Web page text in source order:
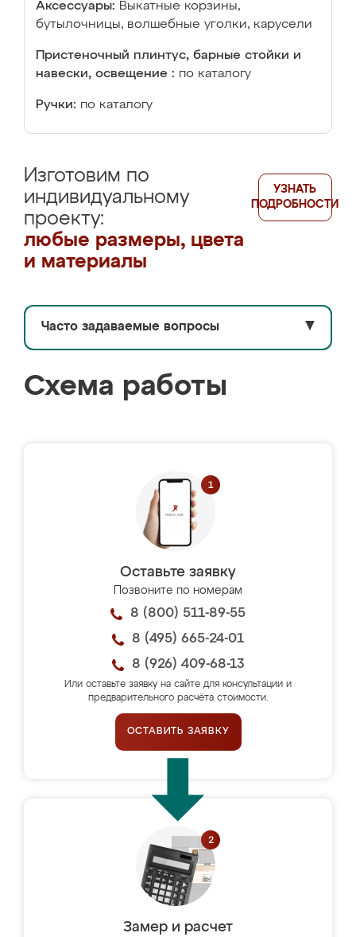
Аксессуары: Выкатные корзины,
бутылочницы, волшебные уголки, карусели
Пристеночный плинтус, барные стойки и
навески, освещение : по каталогу
Ручки: по каталогу
Изготовим по
индивидуальному
проекту:
любые размеры, цвета
и материалы
УЗНАТЬ
ПОДРОБНОСТИ
Часто задаваемые вопросы ▼
Схема работы
Оставьте заявку
Позвоните по номерам
8 (800) 511-89-55
8 (495) 665-24-01
8 (926) 409-68-13
Или оставьте заявку на сайте для консультации и
предварительного расчёта стоимости.
ОСТАВИТЬ ЗАЯВКУ
Замер и расчет